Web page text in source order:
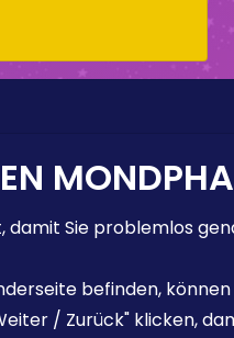
Sie problemlos
befinden,
/ Zurück" klicken,